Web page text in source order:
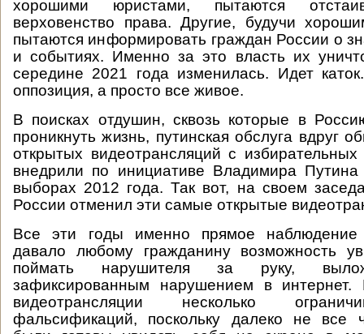
хорошими юристами, пытаются
верховенство права. Другие, будучи
пытаются информировать граждан России о
и событиях. Именно за это власть их
середине 2021 года изменилась. Идет
оппозиция, а просто все живое.
В поисках отдушин, сквозь которые в
проникнуть жизнь, путинская обслуга вдруг
открытых видеотрансляций с избирательных
внедрили по инициативе Владимира Путина
выборах 2012 года. Так вот, на своем
России отменил эти самые открытые
Все эти годы именно прямое наблюдение
давало любому гражданину возможность
поймать нарушителя за руку,
зафиксированным нарушением в интернет.
видеотрансляции несколько
фальсификаций, поскольку далеко не все